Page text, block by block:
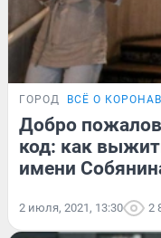
ГОРОД ВСЁ О
Добро
код: как
имени
2 июля, 2021, 13:30 2